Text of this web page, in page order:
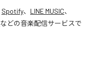
Spotify、 LINE MUSIC、
などの音楽配信サービスで